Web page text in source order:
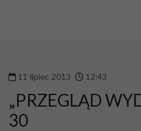
11 lipiec 2013 12:43
„PRZEGLĄD
30